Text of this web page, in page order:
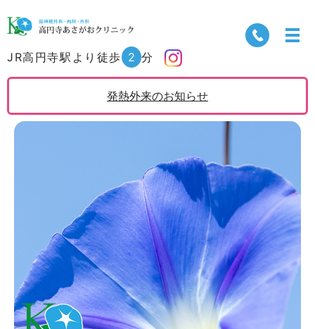
JR高円寺駅より徒歩 2 分
発熱外来のお知らせ